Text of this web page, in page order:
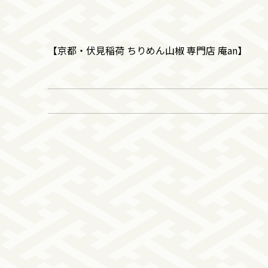
【京都・伏見稲荷 ちりめん山椒 専門店 庵an】